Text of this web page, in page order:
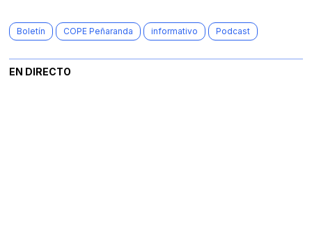
Boletín COPE Peñaranda informativo Podcast
EN DIRECTO